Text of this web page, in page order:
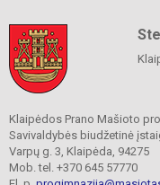
Klaipėdos Prano Mašioto
Savivaldybės biudžetinė
Varpų g. 3, Klaipėda, 94275
Mob. tel. +370 645 57770